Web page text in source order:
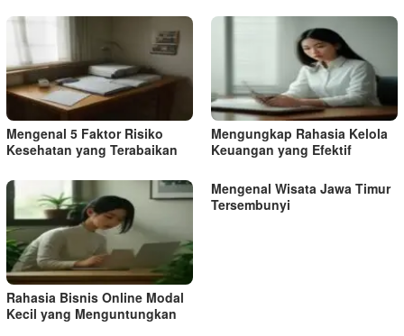
Mengenal 5 Faktor Risiko
Kesehatan yang Terabaikan
Mengungkap Rahasia Kelola
Keuangan yang Efektif
Rahasia Bisnis Online Modal
Kecil yang Menguntungkan
Mengenal Wisata Jawa Timur
Tersembunyi